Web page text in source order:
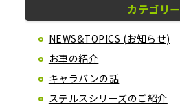
カテゴリー
NEWS&TOPICS (お知らせ)
お車の紹介
キャラバンの話
ステルスシリーズのご紹介